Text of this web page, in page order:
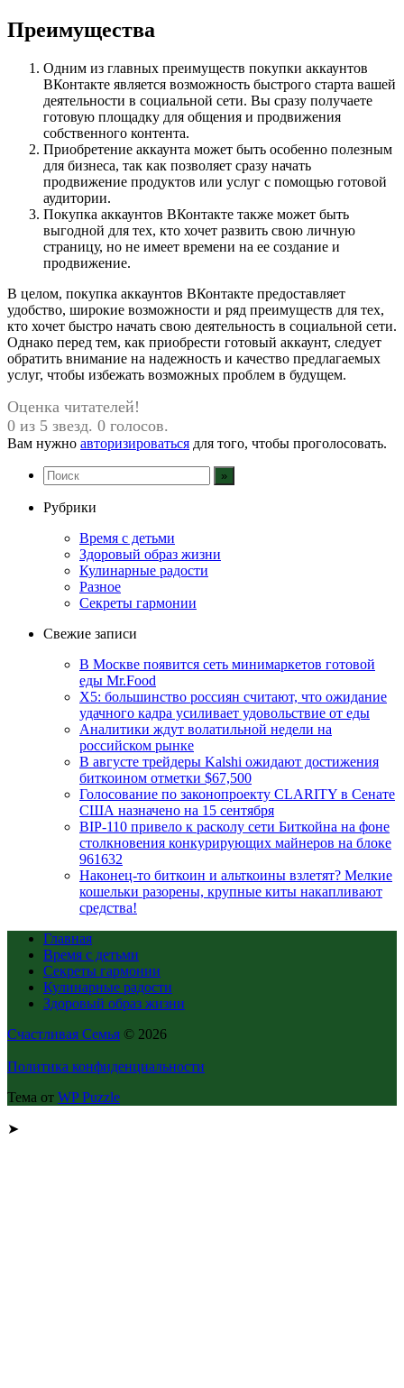
Преимущества
Одним из главных преимуществ покупки аккаунтов
ВКонтакте является возможность быстрого старта вашей
деятельности в социальной сети. Вы сразу получаете
готовую площадку для общения и продвижения
собственного контента.
Приобретение аккаунта может быть особенно полезным
для бизнеса, так как позволяет сразу начать
продвижение продуктов или услуг с помощью готовой
аудитории.
Покупка аккаунтов ВКонтакте также может быть
выгодной для тех, кто хочет развить свою личную
страницу, но не имеет времени на ее создание и
продвижение.
В целом, покупка аккаунтов ВКонтакте предоставляет
удобство, широкие возможности и ряд преимуществ для тех,
кто хочет быстро начать свою деятельность в социальной сети.
Однако перед тем, как приобрести готовый аккаунт, следует
обратить внимание на надежность и качество предлагаемых
услуг, чтобы избежать возможных проблем в будущем.
Оценка читателей!
0 из 5 звезд. 0 голосов.
Вам нужно авторизироваться для того, чтобы проголосовать.
Рубрики
Время с детьми
Здоровый образ жизни
Кулинарные радости
Разное
Секреты гармонии
Свежие записи
В Москве появится сеть минимаркетов готовой
еды Mr.Food
X5: большинство россиян считают, что ожидание
удачного кадра усиливает удовольствие от еды
Аналитики ждут волатильной недели на
российском рынке
В августе трейдеры Kalshi ожидают достижения
биткоином отметки $67,500
Голосование по законопроекту CLARITY в Сенате
США назначено на 15 сентября
BIP-110 привело к расколу сети Биткойна на фоне
столкновения конкурирующих майнеров на блоке
961632
Наконец-то биткоин и альткоины взлетят? Мелкие
кошельки разорены, крупные киты накапливают
средства!
Главная
Время с детьми
Секреты гармонии
Кулинарные радости
Здоровый образ жизни
Счастливая Семья © 2026
Политика конфиденциальности
Тема от WP Puzzle
➤